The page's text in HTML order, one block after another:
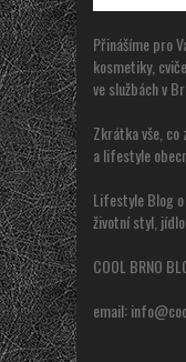
Přinášíme pro
kosmetiky,
ve službách v
Zkrátka vše,
a lifestyle
Lifestyle Blog
životní styl,
COOL BRNO
email: